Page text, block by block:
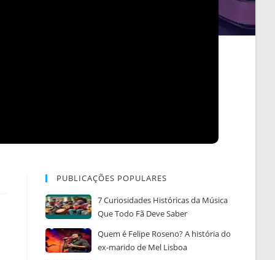
PUBLICAÇÕES POPULARES
7 Curiosidades Históricas da Música
Que Todo Fã Deve Saber
Quem é Felipe Roseno? A história do
ex-marido de Mel Lisboa